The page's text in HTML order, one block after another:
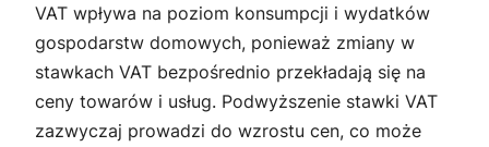
VAT wpływa na poziom konsumpcji i wydatków
gospodarstw domowych, ponieważ zmiany w
stawkach VAT bezpośrednio przekładają się na
ceny towarów i usług. Podwyższenie stawki VAT
zazwyczaj prowadzi do wzrostu cen, co może